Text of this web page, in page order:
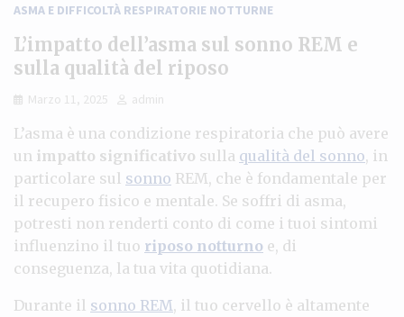
ASMA E DIFFICOLTÀ RESPIRATORIE NOTTURNE
L’impatto dell’asma sul sonno REM e
sulla qualità del riposo
Marzo 11, 2025 admin
L’asma è una condizione respiratoria che può avere
un impatto significativo sulla qualità del sonno, in
particolare sul sonno REM, che è fondamentale per
il recupero fisico e mentale. Se soffri di asma,
potresti non renderti conto di come i tuoi sintomi
influenzino il tuo riposo notturno e, di
conseguenza, la tua vita quotidiana.
Durante il sonno REM, il tuo cervello è altamente